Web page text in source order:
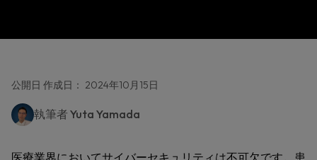
公開日 作成日： 2024年10月15日
執筆者 Yuta Yamada
医療業界においてサイバーセキュリティは不可欠です。患